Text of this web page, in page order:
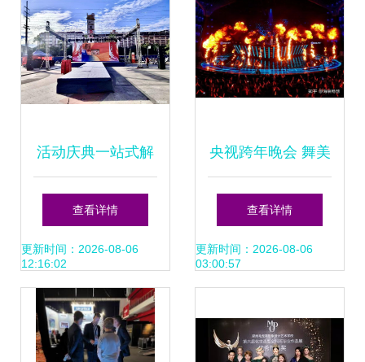
造型策划
活动庆典一站式解
决方案 北海美陈搭
建与舞台策划全攻
略
查看详情
更新时间：2026-08-06
12:16:02
央视跨年晚会 舞美
灯光如何编织跨时
空的梦幻盛宴
查看详情
更新时间：2026-08-06
03:00:57